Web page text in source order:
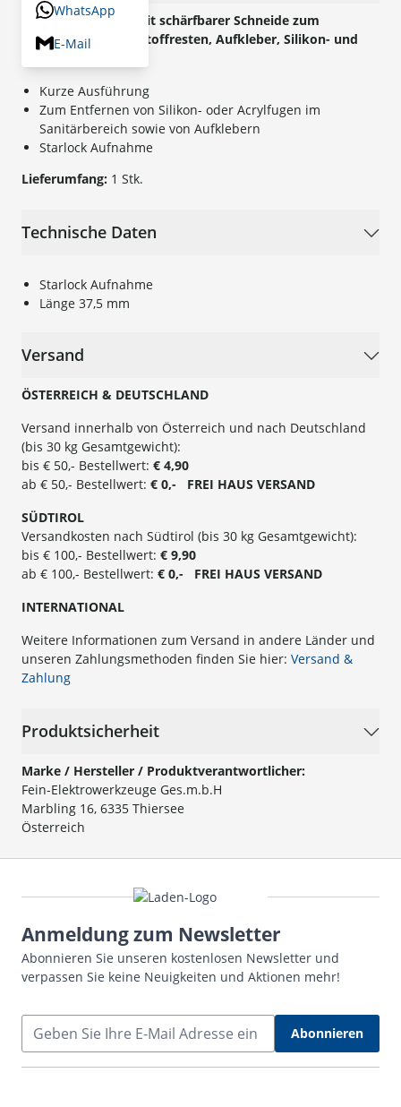
WhatsApp
E-Mail
Flexibler Spachtel mit schärfbarer Schneide zum
entfernen von Klebstoffresten, Aufkleber, Silikon- und
Kurze Ausführung
Zum Entfernen von Silikon- oder Acrylfugen im
Sanitärbereich sowie von Aufklebern
Starlock Aufnahme
Lieferumfang: 1 Stk.
Technische Daten
Starlock Aufnahme
Länge 37,5 mm
Versand
ÖSTERREICH & DEUTSCHLAND
Versand innerhalb von Österreich und nach Deutschland
(bis 30 kg Gesamtgewicht):
bis € 50,- Bestellwert: € 4,90
ab € 50,- Bestellwert: € 0,- FREI HAUS VERSAND
SÜDTIROL
Versandkosten nach Südtirol (bis 30 kg Gesamtgewicht):
bis € 100,- Bestellwert: € 9,90
ab € 100,- Bestellwert: € 0,- FREI HAUS VERSAND
INTERNATIONAL
Weitere Informationen zum Versand in andere Länder und
unseren Zahlungsmethoden finden Sie hier: Versand &
Zahlung
Produktsicherheit
Marke / Hersteller / Produktverantwortlicher:
Fein-Elektrowerkzeuge Ges.m.b.H
Marbling 16, 6335 Thiersee
Österreich
Anmeldung zum Newsletter
Abonnieren Sie unseren kostenlosen Newsletter und
verpassen Sie keine Neuigkeiten und Aktionen mehr!
Abonnieren